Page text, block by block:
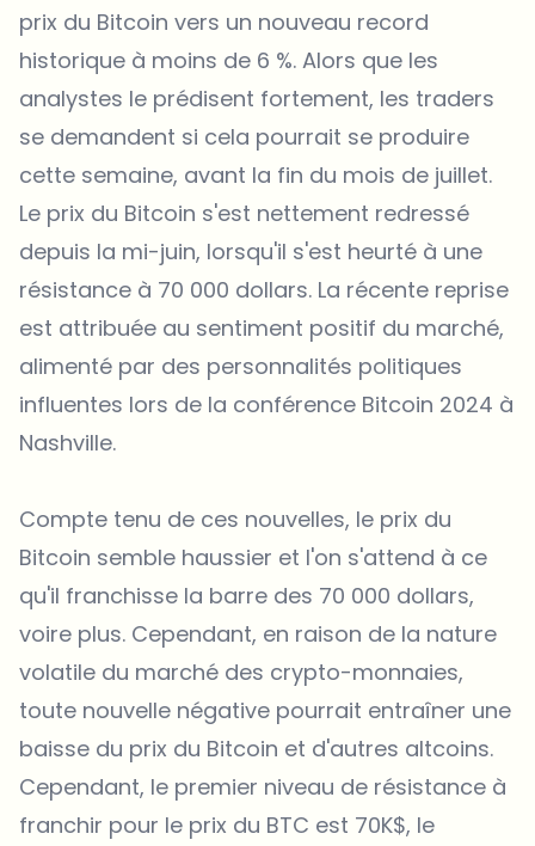
prix du Bitcoin vers un nouveau record
historique à moins de 6 %. Alors que les
analystes le prédisent fortement, les traders
se demandent si cela pourrait se produire
cette semaine, avant la fin du mois de juillet.
Le prix du Bitcoin s'est nettement redressé
depuis la mi-juin, lorsqu'il s'est heurté à une
résistance à 70 000 dollars. La récente reprise
est attribuée au sentiment positif du marché,
alimenté par des personnalités politiques
influentes lors de la conférence Bitcoin 2024 à
Nashville.
Compte tenu de ces nouvelles, le prix du
Bitcoin semble haussier et l'on s'attend à ce
qu'il franchisse la barre des 70 000 dollars,
voire plus. Cependant, en raison de la nature
volatile du marché des crypto-monnaies,
toute nouvelle négative pourrait entraîner une
baisse du prix du Bitcoin et d'autres altcoins.
Cependant, le premier niveau de résistance à
franchir pour le prix du BTC est 70K$, le